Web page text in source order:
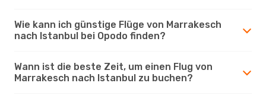
Wie kann ich günstige Flüge von Marrakesch
nach Istanbul bei Opodo finden?
Wann ist die beste Zeit, um einen Flug von
Marrakesch nach Istanbul zu buchen?